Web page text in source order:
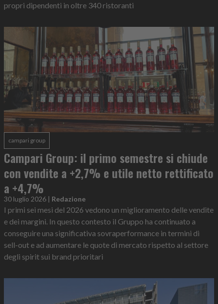
propri dipendenti in oltre 340 ristoranti
campari group
Campari Group: il primo semestre si chiude
con vendite a +2,7% e utile netto rettificato
a +4,7%
30 luglio 2026 | Redazione
I primi sei mesi del 2026 vedono un miglioramento delle vendite
e dei margini. In questo contesto il Gruppo ha continuato a
conseguire una significativa sovraperformance in termini di
sell-out e ad aumentare le quote di mercato rispetto al settore
degli spirit sui brand prioritari